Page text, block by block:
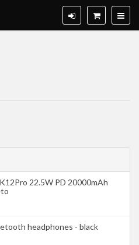
22.5W PD 20000mAh
headphones - black